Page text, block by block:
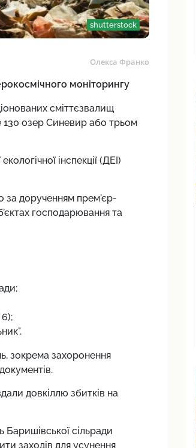
shutterstock
Олекса Франко
моніторингу
сміттєзвалищ
озер Синевир або трьом
інспекції (ДЕІ)
за дорученням прем'єр-
господарювання та
зокрема захоронення
довкіллю збитків на
Баришівської сільради
заходів для усунення